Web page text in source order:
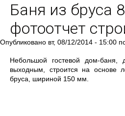
Баня из бруса
фотоотчет
Опубликовано вт, 08/12/2014 - 15:00
Небольшой гостевой дом-
выходным, строится на основе
бруса, шириной 150 мм.